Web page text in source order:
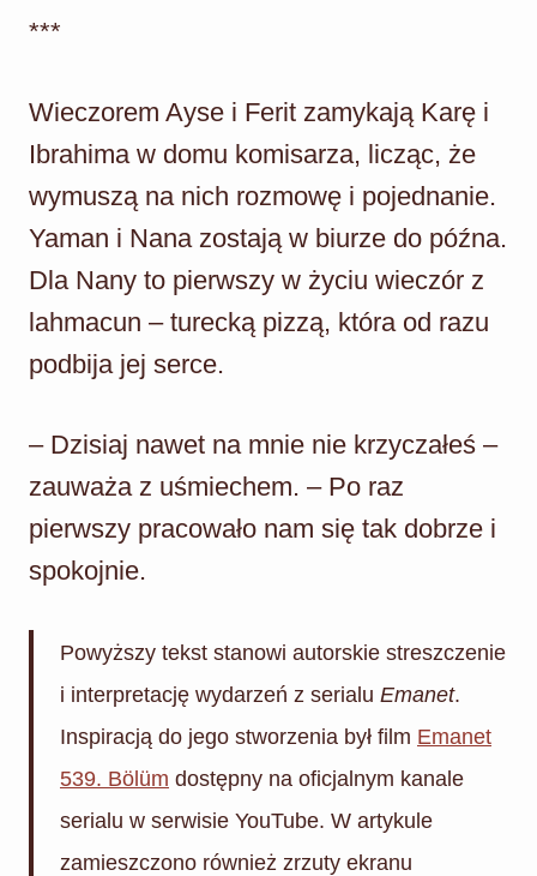
***
Wieczorem Ayse i Ferit zamykają Karę i
Ibrahima w domu komisarza, licząc, że
wymuszą na nich rozmowę i pojednanie.
Yaman i Nana zostają w biurze do późna.
Dla Nany to pierwszy w życiu wieczór z
lahmacun – turecką pizzą, która od razu
podbija jej serce.
– Dzisiaj nawet na mnie nie krzyczałeś –
zauważa z uśmiechem. – Po raz
pierwszy pracowało nam się tak dobrze i
spokojnie.
Powyższy tekst stanowi autorskie streszczenie
i interpretację wydarzeń z serialu Emanet.
Inspiracją do jego stworzenia był film Emanet
539. Bölüm dostępny na oficjalnym kanale
serialu w serwisie YouTube. W artykule
zamieszczono również zrzuty ekranu